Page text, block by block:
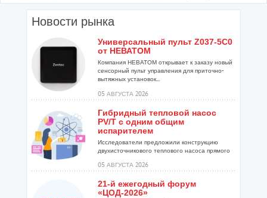
Новости рынка
Универсальный пульт Z037-5C0
от НЕВАТОМ
Компания НЕВАТОМ открывает к заказу новый
сенсорный пульт управления для приточно-
вытяжных установок...
05 АВГУСТА 2026
Гибридный тепловой насос
PV/T с одним общим
испарителем
Исследователи предложили конструкцию
двухисточникового теплового насоса прямого
05 АВГУСТА 2026
21-й ежегодный форум
«ЦОД-2026»